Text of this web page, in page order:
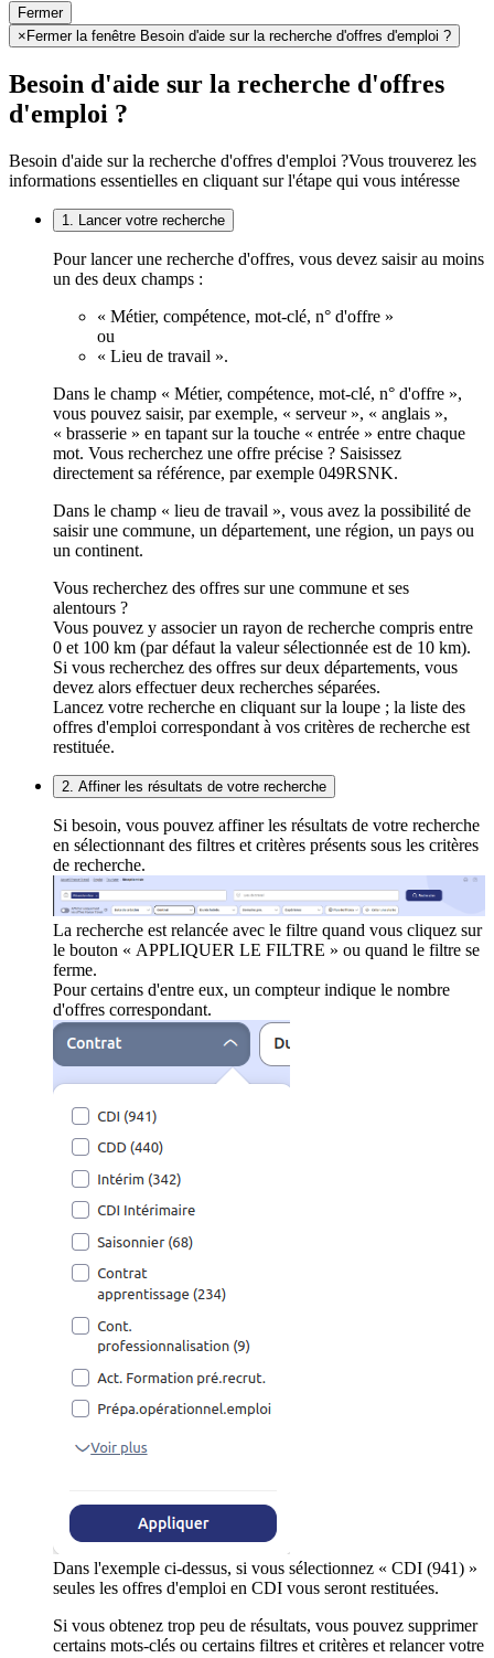
Fermer
× Fermer la fenêtre Besoin d'aide sur la recherche d'offres d'emploi ?
Besoin d'aide sur la recherche d'offres
d'emploi ?
Besoin d'aide sur la recherche d'offres d'emploi ?Vous trouverez les
informations essentielles en cliquant sur l'étape qui vous intéresse
1. Lancer votre recherche
Pour lancer une recherche d'offres, vous devez saisir au moins
un des deux champs :
« Métier, compétence, mot-clé, n° d'offre »
ou
« Lieu de travail ».
Dans le champ « Métier, compétence, mot-clé, n° d'offre »,
vous pouvez saisir, par exemple, « serveur », « anglais »,
« brasserie » en tapant sur la touche « entrée » entre chaque
mot. Vous recherchez une offre précise ? Saisissez
directement sa référence, par exemple 049RSNK.
Dans le champ « lieu de travail », vous avez la possibilité de
saisir une commune, un département, une région, un pays ou
un continent.
Vous recherchez des offres sur une commune et ses
alentours ?
Vous pouvez y associer un rayon de recherche compris entre
0 et 100 km (par défaut la valeur sélectionnée est de 10 km).
Si vous recherchez des offres sur deux départements, vous
devez alors effectuer deux recherches séparées.
Lancez votre recherche en cliquant sur la loupe ; la liste des
offres d'emploi correspondant à vos critères de recherche est
restituée.
2. Affiner les résultats de votre recherche
Si besoin, vous pouvez affiner les résultats de votre recherche
en sélectionnant des filtres et critères présents sous les critères
de recherche.
La recherche est relancée avec le filtre quand vous cliquez sur
le bouton « APPLIQUER LE FILTRE » ou quand le filtre se
ferme.
Pour certains d'entre eux, un compteur indique le nombre
d'offres correspondant.
Dans l'exemple ci-dessus, si vous sélectionnez « CDI (941) »
seules les offres d'emploi en CDI vous seront restituées.
Si vous obtenez trop peu de résultats, vous pouvez supprimer
certains mots-clés ou certains filtres et critères et relancer votre